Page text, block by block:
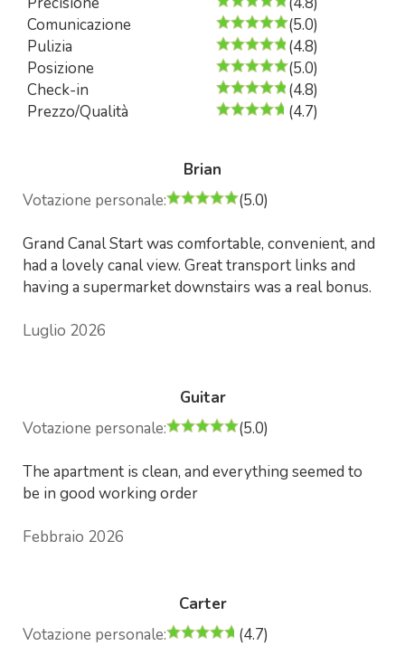
Comunicazione
(5.0)
Pulizia
(4.8)
Posizione
(5.0)
Check-in
(4.8)
Prezzo/Qualità
(4.7)
Brian
Votazione personale:
(5.0)
Grand Canal Start was comfortable, convenient, and
had a lovely canal view. Great transport links and
having a supermarket downstairs was a real bonus.
Luglio 2026
Guitar
Votazione personale:
(5.0)
The apartment is clean, and everything seemed to
be in good working order
Febbraio 2026
Carter
Votazione personale:
(4.7)